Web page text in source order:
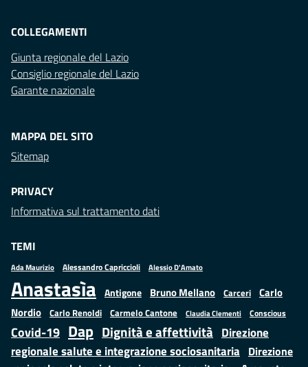
COLLEGAMENTI
Giunta regionale del Lazio
Consiglio regionale del Lazio
Garante nazionale
MAPPA DEL SITO
Sitemap
PRIVACY
Informativa sul trattamento dati
TEMI
Ada Maurizio Alessandro Capriccioli Alessio D'Amato
Anastasìa Antigone Bruno Mellano Carceri
Carlo
Nordio Carlo Renoldi Carmelo Cantone Claudia Clementi Conscious
Covid-19 Dap Dignità e affettività Direzione
regionale salute e integrazione sociosanitaria Direzione